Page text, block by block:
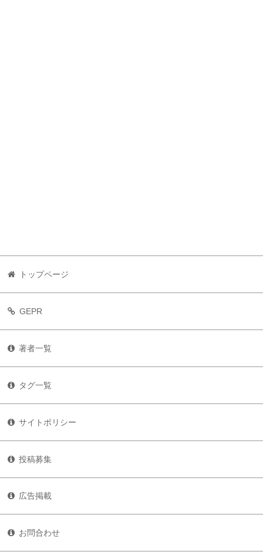
トップページ
GEPR
著者一覧
タグ一覧
サイトポリシー
投稿募集
広告掲載
お問合わせ